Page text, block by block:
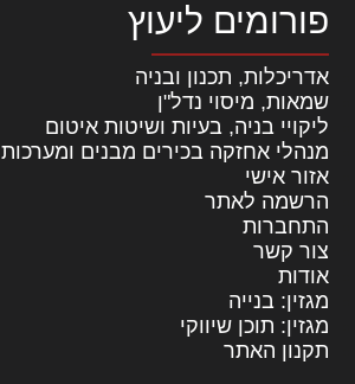
פורומים ליעוץ
אדריכלות, תכנון ובניה
שמאות, מיסוי נדל"ן
ליקויי בניה, בעיות ושיטות איטום
מנהלי אחזקה בכירים מבנים ומערכות
אזור אישי
הרשמה לאתר
התחברות
צור קשר
אודות
מגזין: בנייה
מגזין: תוכן שיווקי
תקנון האתר